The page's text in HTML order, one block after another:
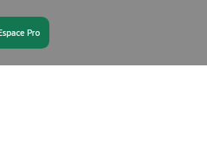
Search
for: